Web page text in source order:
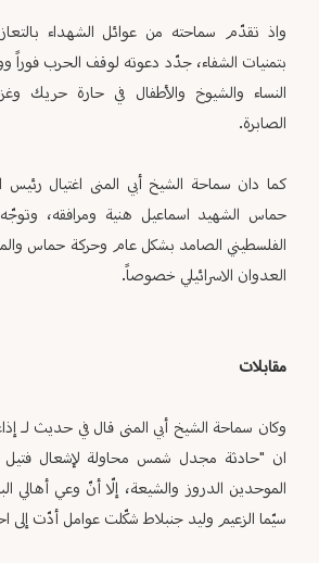
واذ تقدّم سماحته من عوائل الشهداء
بتمنيات الشفاء، جدّد دعوته لوقف الحرب فوراً
النساء والشيوخ والأطفال في حارة حريك
الصابرة.
كما دان سماحة الشيخ أبي المنى اغتيال رئيس
حماس الشهيد اسماعيل هنية ومرافقه،
الفلسطيني الصامد بشكل عام وحركة حماس
العدوان الاسرائيلي خصوصاً.
مقابلات
وكان سماحة الشيخ أبي المنى قال في حديث لـ
ان "حادثة مجدل شمس محاولة لإشعال فتيل
الموحدين الدروز والشيعة، إلّا أنّ وعي أهالي
سيّما الزعيم وليد جنبلاط شكّلت عوامل أدّت إلى